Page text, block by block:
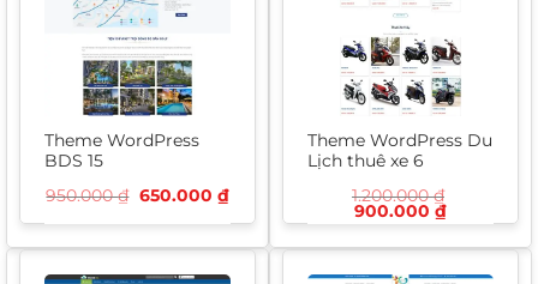
Theme WordPress
BDS 15
950.000₫ Giá
650.000 ₫Giá
hiện
tại
650.000 ₫.
Theme WordPress Du
Lịch thuê xe 6
1.200.000₫
Giá
1.200.000 ₫.
900.000 ₫Giá
là:
900.000